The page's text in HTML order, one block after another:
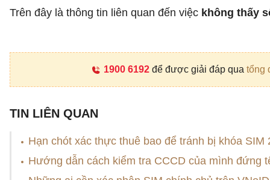
Trên đây là thông tin liên quan đến việc không thấy
1900 6192để được giải đáp qua tổng
TIN LIÊN QUAN
Hạn chót xác thực thuê bao để tránh bị khóa SIM
Hướng dẫn cách kiểm tra CCCD của mình đứng